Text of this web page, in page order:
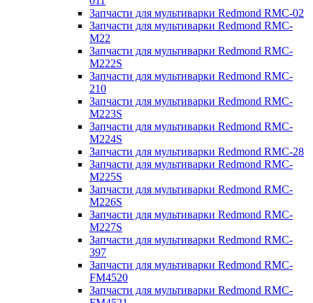
Запчасти для мультиварки Redmond RMC-02
Запчасти для мультиварки Redmond RMC-
M22
Запчасти для мультиварки Redmond RMC-
M222S
Запчасти для мультиварки Redmond RMC-
210
Запчасти для мультиварки Redmond RMC-
M223S
Запчасти для мультиварки Redmond RMC-
M224S
Запчасти для мультиварки Redmond RMC-28
Запчасти для мультиварки Redmond RMC-
M225S
Запчасти для мультиварки Redmond RMC-
M226S
Запчасти для мультиварки Redmond RMC-
M227S
Запчасти для мультиварки Redmond RMC-
397
Запчасти для мультиварки Redmond RMC-
FM4520
Запчасти для мультиварки Redmond RMC-